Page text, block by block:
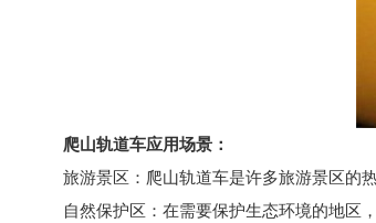
爬山轨道车应用场景：
旅游景区：爬山轨道车是许多旅游景区的
自然保护区：在需要保护生态环境的地区